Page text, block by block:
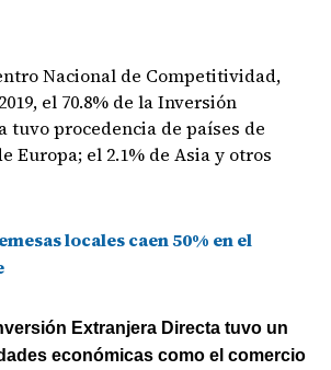
Nacional de Competitividad,
el 70.8% de la Inversión
tuvo procedencia de países de
Europa; el 2.1% de Asia y otros
locales caen 50% en el
Extranjera Directa tuvo un
económicas como el comercio